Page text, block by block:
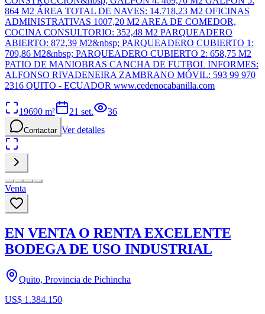
864 M2 ÁREA TOTAL DE NAVES: 14.718,23 M2 OFICINAS
ADMINISTRATIVAS 1007,20 M2 AREA DE COMEDOR,
COCINA CONSULTORIO: 352,48 M2 PARQUEADERO
ABIERTO: 872,39 M2&nbsp; PARQUEADERO CUBIERTO 1:
709,86 M2&nbsp; PARQUEADERO CUBIERTO 2: 658,75 M2
PATIO DE MANIOBRAS CANCHA DE FUTBOL INFORMES:
ALFONSO RIVADENEIRA ZAMBRANO MÓVIL: 593 99 970
2316 QUITO - ECUADOR www.cedenocabanilla.com
19690 m² 21 set. 36
Contactar Ver detalles
Venta
EN VENTA O RENTA EXCELENTE
BODEGA DE USO INDUSTRIAL
Quito, Provincia de Pichincha
US$ 1.384.150